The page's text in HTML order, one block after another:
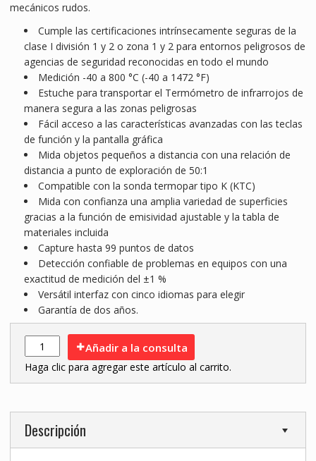
mecánicos rudos.
Cumple las certificaciones intrínsecamente seguras de la
clase I división 1 y 2 o zona 1 y 2 para entornos peligrosos de
agencias de seguridad reconocidas en todo el mundo
Medición -40 a 800 °C (-40 a 1472 °F)
Estuche para transportar el Termómetro de infrarrojos de
manera segura a las zonas peligrosas
Fácil acceso a las características avanzadas con las teclas
de función y la pantalla gráfica
Mida objetos pequeños a distancia con una relación de
distancia a punto de exploración de 50:1
Compatible con la sonda termopar tipo K (KTC)
Mida con confianza una amplia variedad de superficies
gracias a la función de emisividad ajustable y la tabla de
materiales incluida
Capture hasta 99 puntos de datos
Detección confiable de problemas en equipos con una
exactitud de medición del ±1 %
Versátil interfaz con cinco idiomas para elegir
Garantía de dos años.
Añadir a la consulta
Haga clic para agregar este artículo al carrito.
Descripción